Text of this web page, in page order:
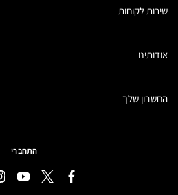
שירות לקוחות
אודותינו
החשבון שלך
התחברי